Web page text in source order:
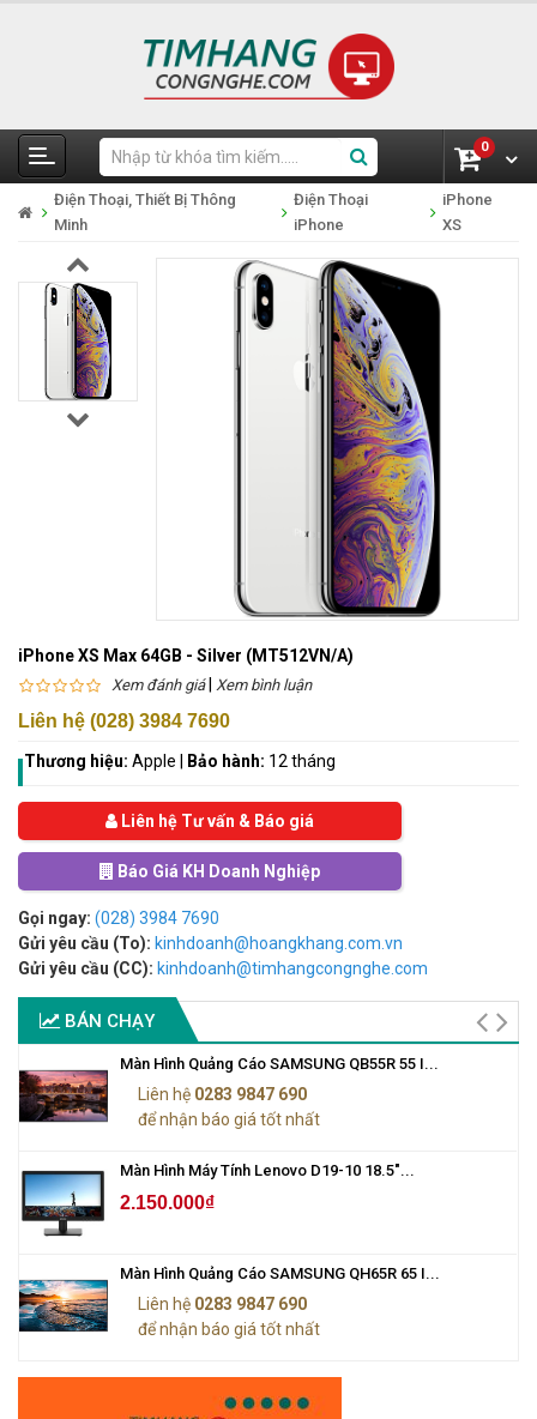
0
Điện Thoại, Thiết Bị Thông
Minh
Điện Thoại
iPhone
iPhone
XS
iPhone XS Max 64GB - Silver (MT512VN/A)
Xem đánh giá| Xem bình luận
Liên hệ (028) 3984 7690
Thương hiệu: Apple Bảo hành: 12 tháng
Liên hệ Tư vấn & Báo giá
Báo Giá KH Doanh Nghiệp
Gọi ngay: (028) 3984 7690
Gửi yêu cầu (To): kinhdoanh@hoangkhang.com.vn
Gửi yêu cầu (CC): kinhdoanh@timhangcongnghe.com
BÁN CHẠY
Màn Hình Quảng Cáo SAMSUNG QB55R 55 I...
Liên hệ 0283 9847 690
để nhận báo giá tốt nhất
Màn Hình Máy Tính Lenovo D19-10 18.5"...
2.150.000₫
Màn Hình Quảng Cáo SAMSUNG QH65R 65 I...
Liên hệ 0283 9847 690
để nhận báo giá tốt nhất